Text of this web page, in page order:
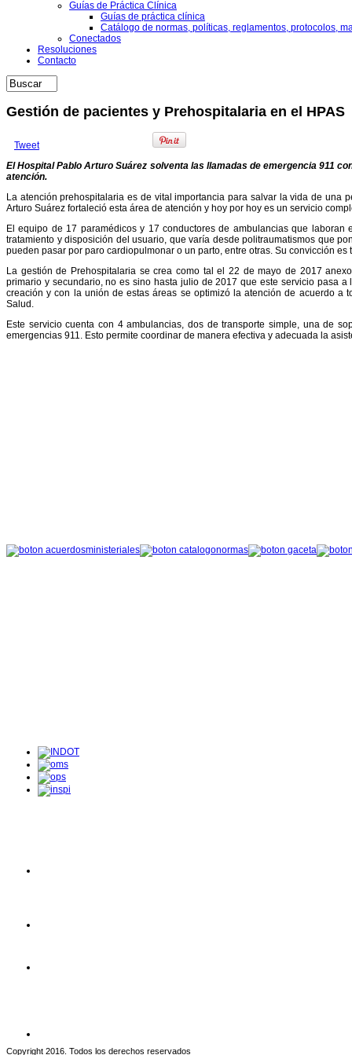
Guías de Práctica Clínica
Guías de práctica clínica
Catálogo de normas, políticas, reglamentos, protocolos,
Conectados
Resoluciones
Contacto
Gestión de pacientes y Prehospitalaria en el HPAS
Tweet
El Hospital Pablo Arturo Suárez solventa las llamadas de emergencia 911
atención.
La atención prehospitalaria es de vital importancia para salvar la vida de una
Arturo Suárez fortaleció esta área de atención y hoy por hoy es un servicio
El equipo de 17 paramédicos y 17 conductores de ambulancias que
tratamiento y disposición del usuario, que varía desde politraumatismos que
pueden pasar por paro cardiopulmonar o un parto, entre otras. Su convicción
La gestión de Prehospitalaria se crea como tal el 22 de mayo de 2017
primario y secundario, no es sino hasta julio de 2017 que este servicio pasa
creación y con la unión de estas áreas se optimizó la atención de acuerdo
Salud.
Este servicio cuenta con 4 ambulancias, dos de transporte simple, una de
emergencias 911. Esto permite coordinar de manera efectiva y adecuada la
Copyright 2016. Todos los derechos reservados